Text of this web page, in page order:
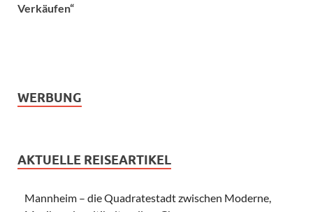
Verkäufen“
WERBUNG
AKTUELLE REISEARTIKEL
Mannheim – die Quadratestadt zwischen Moderne,